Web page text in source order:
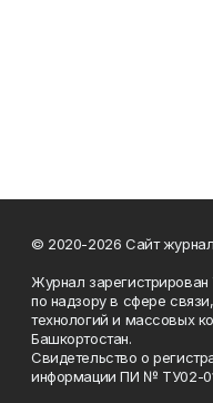
© 2020-2026 Сайт
Журнал
по надзору в сфере
технологий и массовых
Башкортостан.
Свидетельство о
информации ПИ № ТУ02-